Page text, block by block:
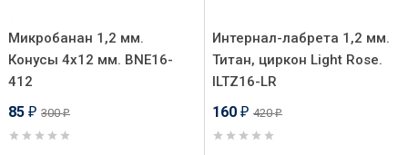
Микробанан 1,2 мм.
Конусы 4х12 мм. BNE16-
412
85 ₽ 300₽
Интернал-лабрета 1,2 мм.
Титан, циркон Light Rose.
ILTZ16-LR
160 ₽ 420₽